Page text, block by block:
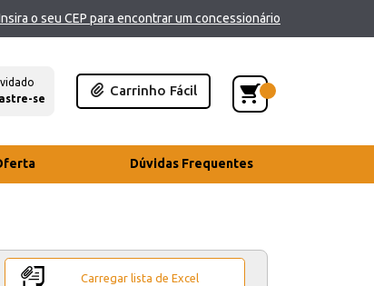
o seu CEP para encontrar um concessionário
se
Carrinho Fácil
Dúvidas Frequentes
Carregar lista de Excel